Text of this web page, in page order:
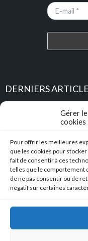
Gérer
cookies
Pour offrir les meilleures
que les cookies pour
fait de consentir à ces
telles que le comportement
de ne pas consentir ou de
négatif sur certaines
DERNIERS
Place au Terroir –
Descente en caisse à
caisses à savon !!!
l’Hérault Sud prenant
Mentions Légales
Copyright © 2023